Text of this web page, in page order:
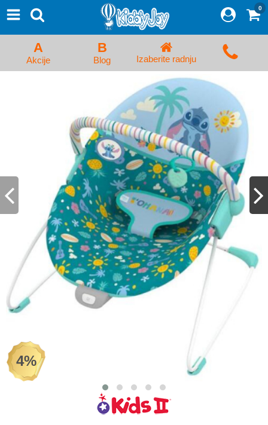
Proizvodi
Početna Prijava/Registracija
Kolica za bebe i dečija kolica
Auto sedišta za decu i bebe
Kreveci, ljuljaške i ležaljke
Kadice, noše i adapteri
Hranilice, flašice i cucle
Monitori, Ogradice i tricikli
Posteljine, vrećice i baldahini
Odeća i obuća
Igračke za bebe i decu
AKCIJA
Prodavnica
0
A
Akcije
B
Blog Izaberite radnju
4%